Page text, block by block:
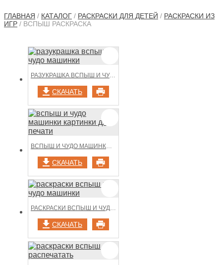
ГЛАВНАЯ / КАТАЛОГ / РАСКРАСКИ ДЛЯ ДЕТЕЙ / РАСКРАСКИ ИЗ
ИГР / ВСПЫШ РАСКРАСКА
РАЗУКРАШКА ВСПЫШ И ЧУДО МАШИНКИ
СКАЧАТЬ
ВСПЫШ И ЧУДО МАШИНКИ КАРТИНКИ ДЛЯ ПЕЧАТИ
СКАЧАТЬ
РАСКРАСКИ ВСПЫШ И ЧУДО МАШИНКИ
СКАЧАТЬ